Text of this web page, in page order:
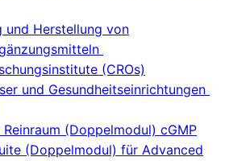
und Herstellung von
(CROs)
und Gesundheitseinrichtungen
(Doppelmodul) cGMP
(Doppelmodul) für Advanced